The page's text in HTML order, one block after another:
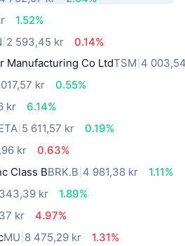
1.52%
2 593,45 kr
0.14%
Manufacturing Co LtdTSM 4
kr
0.55%
kr
6.14%
5 611,57 kr
0.19%
kr
0.63%
Class BBRK.B 4 981,38 kr
1.11%
kr
1.89%
kr
4.97%
MU 8 475,29 kr
1.31%